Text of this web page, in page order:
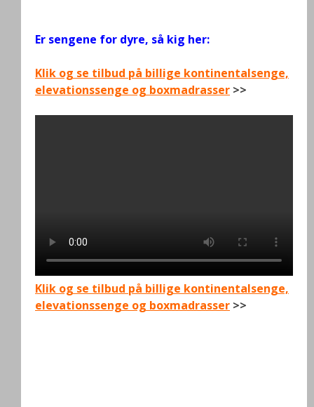
Er sengene for dyre, så kig her:
Klik og se tilbud på billige kontinentalsenge,
elevationssenge og boxmadrasser >>
Klik og se tilbud på billige kontinentalsenge,
elevationssenge og boxmadrasser >>